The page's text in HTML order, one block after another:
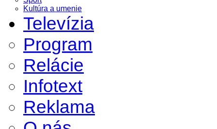
Kultúra a umenie
Televízia
Program
Relácie
Infotext
Reklama